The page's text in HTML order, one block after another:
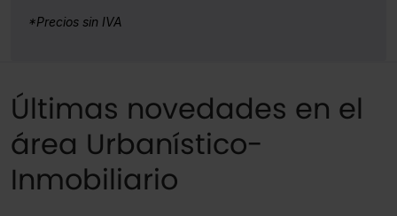
*Precios sin IVA
Últimas novedades en el
área Urbanístico-
Inmobiliario